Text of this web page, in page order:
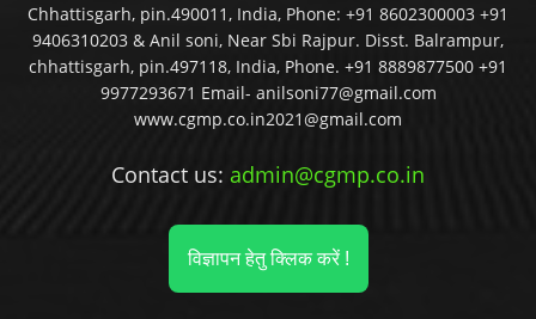
Chhattisgarh, pin.490011, India, Phone: +91 8602300003 +91
9406310203 & Anil soni, Near Sbi Rajpur. Disst. Balrampur,
chhattisgarh, pin.497118, India, Phone. +91 8889877500 +91
9977293671 Email- anilsoni77@gmail.com
www.cgmp.co.in2021@gmail.com
Contact us: admin@cgmp.co.in
विज्ञापन हेतु क्लिक करें !